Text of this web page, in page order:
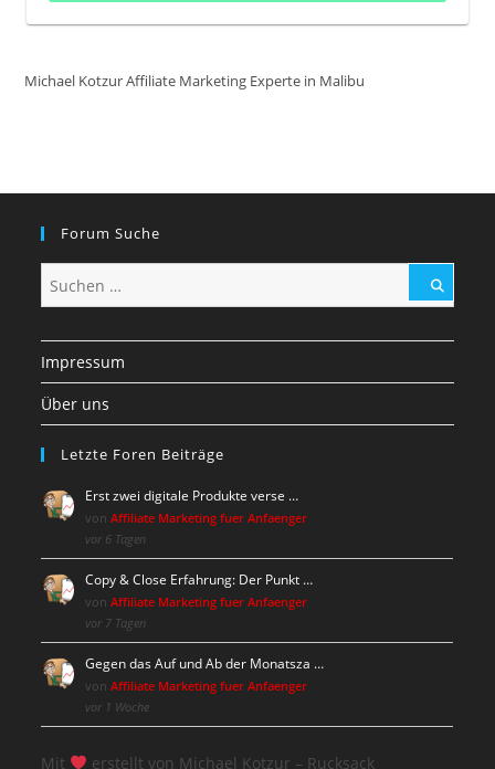
Michael Kotzur Affiliate Marketing Experte in Malibu
Forum Suche
Impressum
Über uns
Letzte Foren Beiträge
Erst zwei digitale Produkte verse …
vonAffiliate Marketing fuer Anfaenger
vor 6 Tagen
Copy & Close Erfahrung: Der Punkt …
vonAffiliate Marketing fuer Anfaenger
vor 7 Tagen
Gegen das Auf und Ab der Monatsza …
vonAffiliate Marketing fuer Anfaenger
vor 1 Woche
Mit erstellt von Michael Kotzur – Rucksack